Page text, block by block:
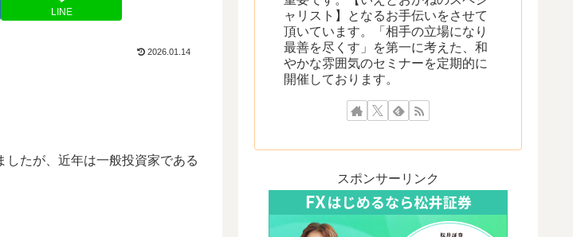
LINE
2026.01.14
たが、近年は一般投資家である
ャリスト】となるお手伝いをさせて
頂いています。「相手の立場になり
最善を尽くす」を第一に考えた、和
やかな雰囲気のセミナーを定期的に
開催しております。
スポンサーリンク